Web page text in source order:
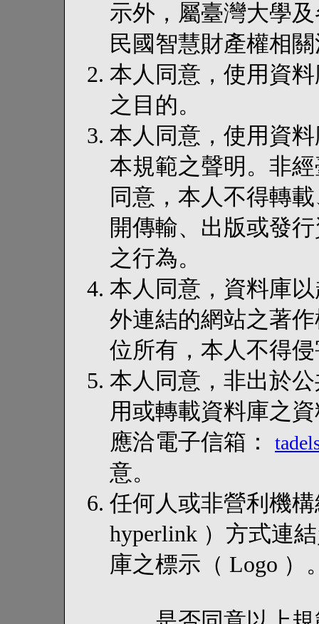
示外，屬臺灣大學
民國智慧財產權相
本人同意，使用資
之目的。
本人同意，使用資
本規範之聲明。非
同意，本人不得轉
開傳輸、出版或發
之行為。
本人同意，資料庫
外連結的網站之著
位所有，本人不得
本人同意，非出於
用或轉載資料庫之
應洽電子信箱：
意。
任何人或非營利機
hyperlink ）方式連
庫之標示（ Logo ）